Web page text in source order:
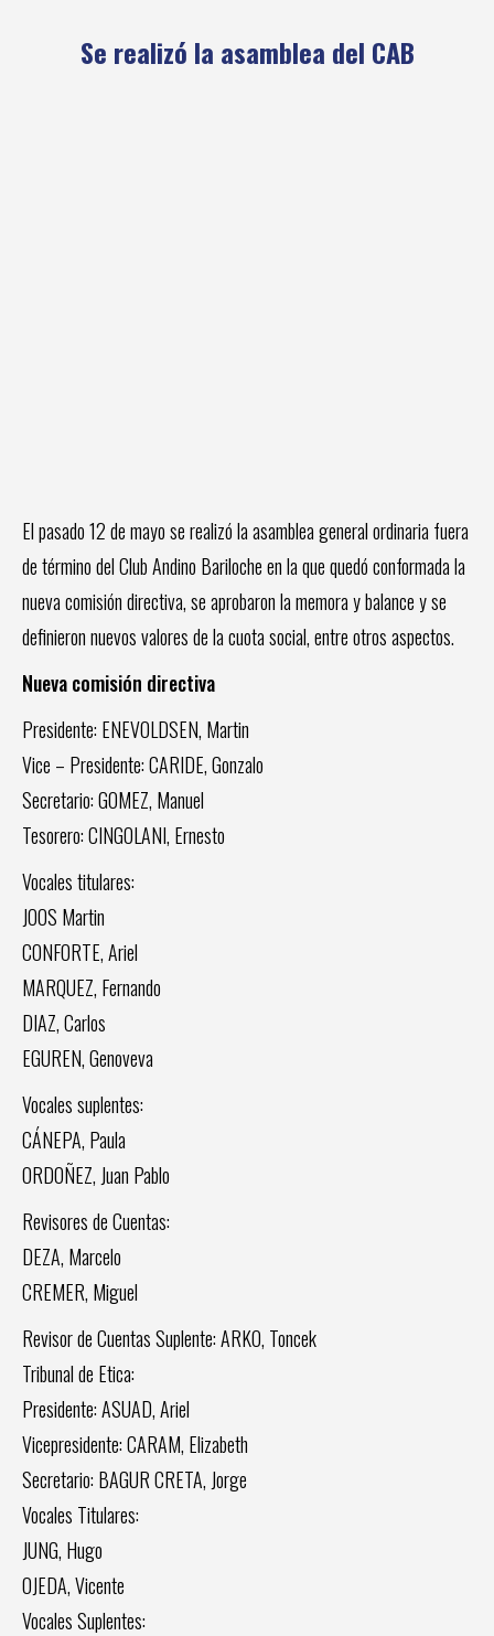
Se realizó la asamblea del CAB
El pasado 12 de mayo se realizó la asamblea general ordinaria fuera
de término del Club Andino Bariloche en la que quedó conformada la
nueva comisión directiva, se aprobaron la memora y balance y se
definieron nuevos valores de la cuota social, entre otros aspectos.
Nueva comisión directiva
Presidente: ENEVOLDSEN, Martin
Vice – Presidente: CARIDE, Gonzalo
Secretario: GOMEZ, Manuel
Tesorero: CINGOLANI, Ernesto
Vocales titulares:
JOOS Martin
CONFORTE, Ariel
MARQUEZ, Fernando
DIAZ, Carlos
EGUREN, Genoveva
Vocales suplentes:
CÁNEPA, Paula
ORDOÑEZ, Juan Pablo
Revisores de Cuentas:
DEZA, Marcelo
CREMER, Miguel
Revisor de Cuentas Suplente: ARKO, Toncek
Tribunal de Etica:
Presidente: ASUAD, Ariel
Vicepresidente: CARAM, Elizabeth
Secretario: BAGUR CRETA, Jorge
Vocales Titulares:
JUNG, Hugo
OJEDA, Vicente
Vocales Suplentes: